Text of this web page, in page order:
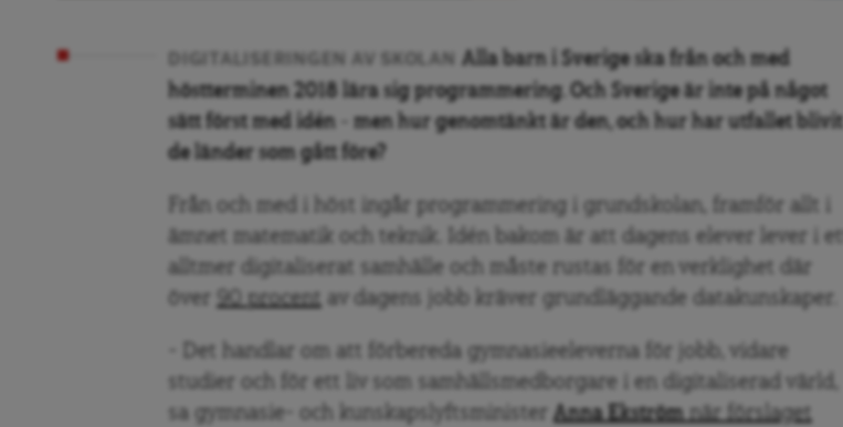
DIGITALISERINGEN AV SKOLAN
Alla barn i Sverige ska från och med
höstterminen 2018 lära sig programmering. Och Sverige är inte på något
sätt först med idén – men hur genomtänkt är den, och hur har utfallet blivit i
de länder som gått före?
Från och med i höst ingår programmering i grundskolan, framför allt i
ämnet matematik och teknik. Idén bakom är att dagens elever lever i ett
alltmer digitaliserat samhälle och måste rustas för en verklighet där
över 90 procent av dagens jobb kräver grundläggande datakunskaper.
– Det handlar om att förbereda gymnasieeleverna för jobb, vidare
studier och för ett liv som samhällsmedborgare i en digitaliserad värld,
sa gymnasie- och kunskapslyftsministerAnna Ekströmnär förslaget